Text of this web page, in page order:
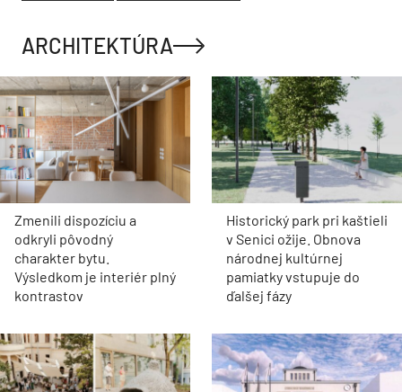
ARCHITEKTÚRA
Zmenili dispozíciu a
odkryli pôvodný
charakter bytu.
Výsledkom je interiér plný
kontrastov
Historický park pri kaštieli
v Senici ožije. Obnova
národnej kultúrnej
pamiatky vstupuje do
ďalšej fázy